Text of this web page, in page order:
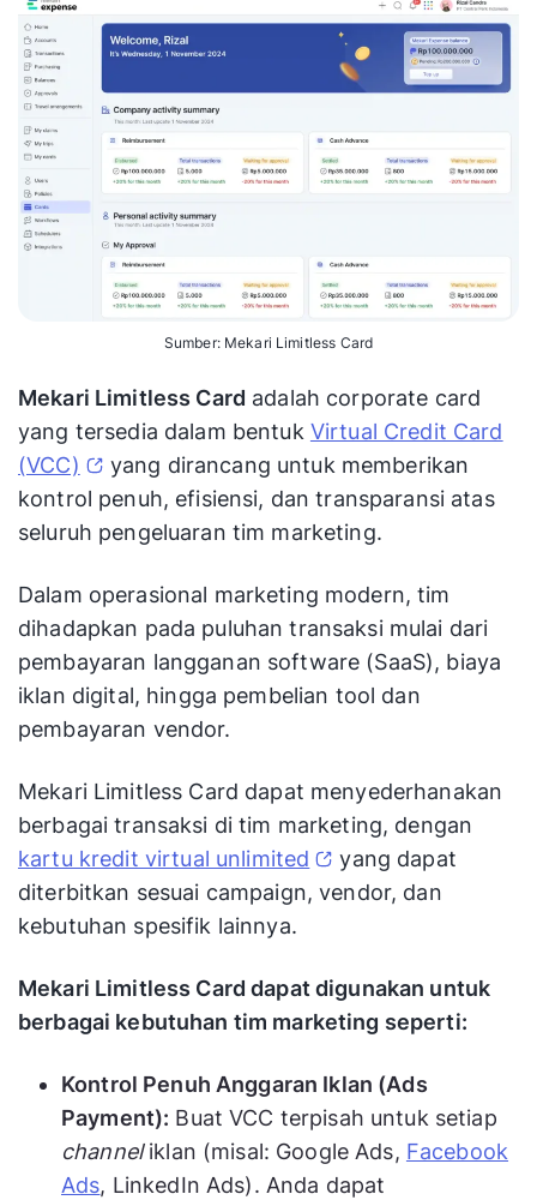
Sumber: Mekari Limitless Card
Mekari Limitless Card adalah corporate card
yang tersedia dalam bentuk Virtual Credit Card
(VCC)
yang dirancang untuk memberikan
kontrol penuh, efisiensi, dan transparansi atas
seluruh pengeluaran tim marketing.
Dalam operasional marketing modern, tim
dihadapkan pada puluhan transaksi mulai dari
pembayaran langganan software (SaaS), biaya
iklan digital, hingga pembelian tool dan
pembayaran vendor.
Mekari Limitless Card dapat menyederhanakan
berbagai transaksi di tim marketing, dengan
kartu kredit virtual unlimited
yang dapat
diterbitkan sesuai campaign, vendor, dan
kebutuhan spesifik lainnya.
Mekari Limitless Card dapat digunakan untuk
berbagai kebutuhan tim marketing seperti:
Kontrol Penuh Anggaran Iklan (Ads
Payment): Buat VCC terpisah untuk setiap
channeliklan (misal: Google Ads, Facebook
Ads, LinkedIn Ads). Anda dapat